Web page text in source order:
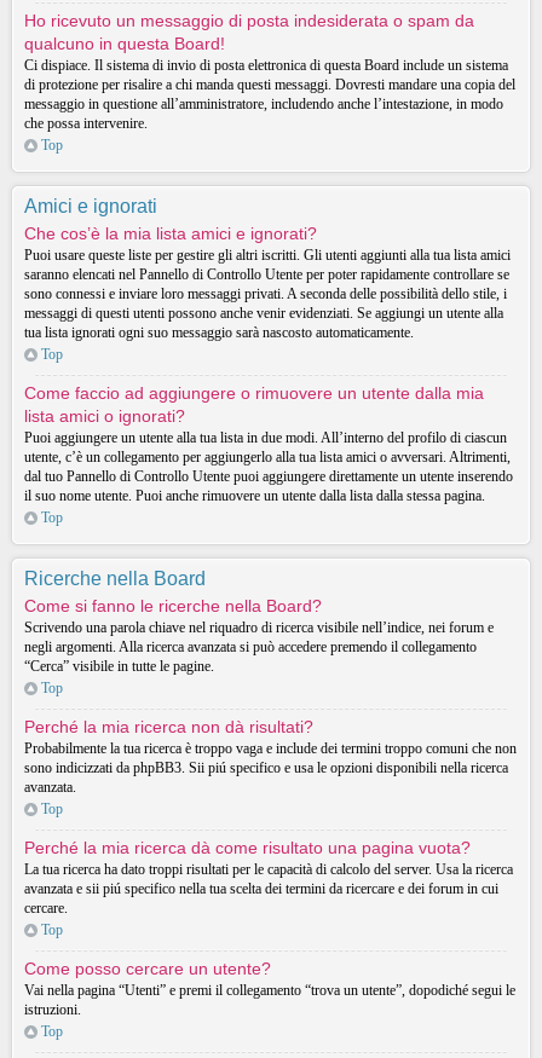
Ho ricevuto un messaggio di posta indesiderata o spam da
qualcuno in questa Board!
Ci dispiace. Il sistema di invio di posta elettronica di questa Board include un sistema
di protezione per risalire a chi manda questi messaggi. Dovresti mandare una copia del
messaggio in questione all’amministratore, includendo anche l’intestazione, in modo
che possa intervenire.
Top
Amici e ignorati
Che cos’è la mia lista amici e ignorati?
Puoi usare queste liste per gestire gli altri iscritti. Gli utenti aggiunti alla tua lista amici
saranno elencati nel Pannello di Controllo Utente per poter rapidamente controllare se
sono connessi e inviare loro messaggi privati. A seconda delle possibilità dello stile, i
messaggi di questi utenti possono anche venir evidenziati. Se aggiungi un utente alla
tua lista ignorati ogni suo messaggio sarà nascosto automaticamente.
Top
Come faccio ad aggiungere o rimuovere un utente dalla mia
lista amici o ignorati?
Puoi aggiungere un utente alla tua lista in due modi. All’interno del profilo di ciascun
utente, c’è un collegamento per aggiungerlo alla tua lista amici o avversari. Altrimenti,
dal tuo Pannello di Controllo Utente puoi aggiungere direttamente un utente inserendo
il suo nome utente. Puoi anche rimuovere un utente dalla lista dalla stessa pagina.
Top
Ricerche nella Board
Come si fanno le ricerche nella Board?
Scrivendo una parola chiave nel riquadro di ricerca visibile nell’indice, nei forum e
negli argomenti. Alla ricerca avanzata si può accedere premendo il collegamento
“Cerca” visibile in tutte le pagine.
Top
Perché la mia ricerca non dà risultati?
Probabilmente la tua ricerca è troppo vaga e include dei termini troppo comuni che non
sono indicizzati da phpBB3. Sii piú specifico e usa le opzioni disponibili nella ricerca
avanzata.
Top
Perché la mia ricerca dà come risultato una pagina vuota?
La tua ricerca ha dato troppi risultati per le capacità di calcolo del server. Usa la ricerca
avanzata e sii piú specifico nella tua scelta dei termini da ricercare e dei forum in cui
cercare.
Top
Come posso cercare un utente?
Vai nella pagina “Utenti” e premi il collegamento “trova un utente”, dopodiché segui le
istruzioni.
Top